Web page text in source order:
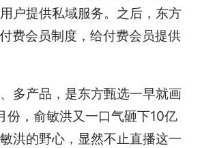
户提供私域服务。之后，东方
费会员制度，给付费会员提供
多产品，是东方甄选一早就画
份，俞敏洪又一口气砸下10亿
洪的野心，显然不止直播这一